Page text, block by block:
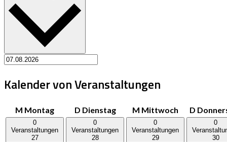
Kalender von Veranstaltungen
M Montag D Dienstag M Mittwoch D
0
Veranstaltungen
27
0
Veranstaltungen
28
0
Veranstaltungen
29
0
30